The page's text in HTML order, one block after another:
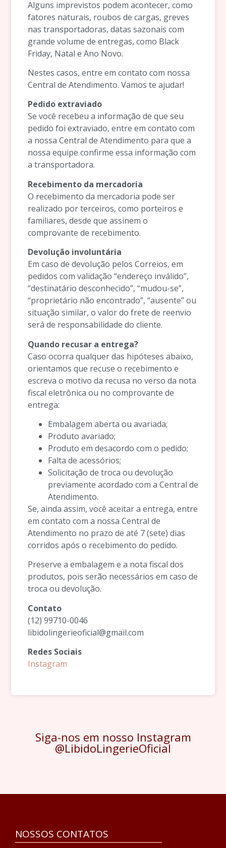
Alguns imprevistos podem acontecer, como
fatores naturais, roubos de cargas, greves
nas transportadoras, datas sazonais com
grande volume de entregas, como Black
Friday, Natal e Ano Novo.
Nestes casos, entre em contato com nossa
Central de Atendimento. Vamos te ajudar!
Pedido extraviado
Se você recebeu a informação de que seu
pedido foi extraviado, entre em contato com
a nossa Central de Atendimento para que a
nossa equipe confirme essa informação com
a transportadora.
Recebimento da mercadoria
O recebimento da mercadoria pode ser
realizado por terceiros, como porteiros e
familiares, desde que assinem o
comprovante de recebimento.
Devolução involuntária
Em caso de devolução pelos Correios, em
pedidos com validação “endereço inválido”,
“destinatário desconhecido”, “mudou-se”,
“proprietário não encontrado”, “ausente” ou
situação similar, o valor do frete de reenvio
será de responsabilidade do cliente.
Quando recusar a entrega?
Caso ocorra qualquer das hipóteses abaixo,
orientamos que recuse o recebimento e
escreva o motivo da recusa no verso da nota
fiscal eletrônica ou no comprovante de
entrega:
Embalagem aberta ou avariada;
Produto avariado;
Produto em desacordo com o pedido;
Falta de acessórios;
Solicitação de troca ou devolução
previamente acordado com a Central de
Atendimento.
Se, ainda assim, você aceitar a entrega, entre
em contato com a nossa Central de
Atendimento no prazo de até 7 (sete) dias
corridos após o recebimento do pedido.
Preserve a embalagem e a nota fiscal dos
produtos, pois serão necessários em caso de
troca ou devolução.
Contato
(12) 99710-0046
libidolingerieoficial@gmail.com
Redes Sociais
Instagram
Siga-nos em nosso Instagram
@LibidoLingerieOficial
NOSSOS CONTATOS